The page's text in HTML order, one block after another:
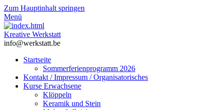
Zum Hauptinhalt springen
Menü
Kreative Werkstatt
info@werkstatt.be
Startseite
Sommerferienprogramm 2026
Kontakt / Impressum / Organisatorisches
Kurse Erwachsene
Klöppeln
Keramik und Stein